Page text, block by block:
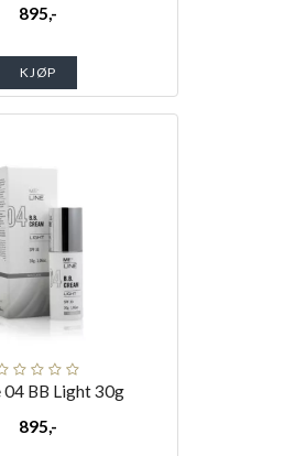
895,-
KJØP
04 BB Light 30g
895,-